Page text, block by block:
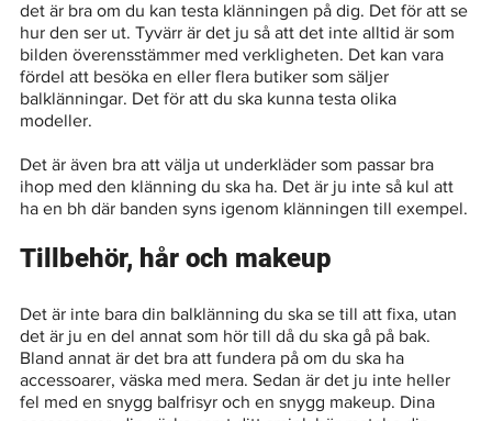
det är bra om du kan testa klänningen på dig. Det för att se
hur den ser ut. Tyvärr är det ju så att det inte alltid är som
bilden överensstämmer med verkligheten. Det kan vara
fördel att besöka en eller flera butiker som säljer
balklänningar. Det för att du ska kunna testa olika
modeller.
Det är även bra att välja ut underkläder som passar bra
ihop med den klänning du ska ha. Det är ju inte så kul att
ha en bh där banden syns igenom klänningen till exempel.
Tillbehör, hår och makeup
Det är inte bara din balklänning du ska se till att fixa, utan
det är ju en del annat som hör till då du ska gå på bak.
Bland annat är det bra att fundera på om du ska ha
accessoarer, väska med mera. Sedan är det ju inte heller
fel med en snygg balfrisyr och en snygg makeup. Dina